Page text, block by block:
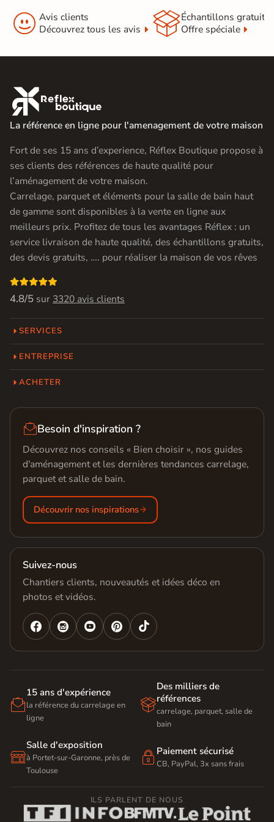
Origine
 Avis clients
Découvrez tous les avis
Échantillons gratuit
Offre spéciale

La référence en ligne pour l'amenagement de votre maison
Fort de ses 15 ans d’experience, Réflex Boutique propose à
ses clients des références de haute qualité pour
l’aménagement de votre maison.
Carrelage, parquet et éléments pour la salle de bain haut
de gamme sont disponibles à la vente en ligne aux
meilleurs prix. Profitez de tous les avantages Réflex : un
service livraison de haute qualité, des échantillons gratuits,
des devis gratuits, …. pour réaliser la maison de vos rêves

4.8/5 sur 3320 avis clients
SERVICES
ENTREPRISE
ACHETER
Besoin d'inspiration ?
Découvrez nos conseils « Bien choisir », nos guides
d'aménagement et les dernières tendances carrelage,
parquet et salle de bain.
Découvrir nos inspirations
Suivez-nous
Chantiers clients, nouveautés et idées déco en
photos et vidéos.
   

15 ans d'expérience
la référence du carrelage en
ligne

Des milliers de
références
carrelage, parquet, salle de
bain

Salle d'exposition
à Portet-sur-Garonne, près de
Toulouse
 Paiement sécurisé
CB, PayPal, 3x sans frais
ILS PARLENT DE NOUS